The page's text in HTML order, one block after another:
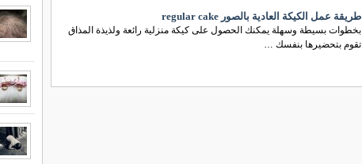
طريقة عمل الكيكة العادية بالصور regular cake
بخطوات بسيطة وسهلة يمكنك الحصول على كيكة منزلية رائعة ولذيذة المذاق
تقوم بتحضيرها بنفسك …